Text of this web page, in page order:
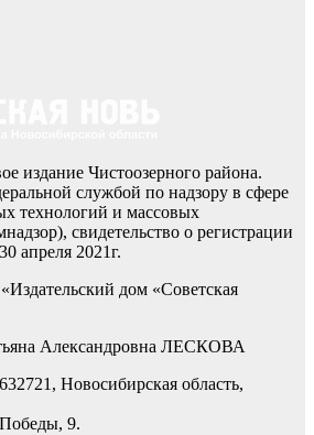
издание Чистоозерного района.
службой по надзору в сфере
технологий и массовых
свидетельство о регистрации
апреля 2021г.
дом «Советская
Александровна ЛЕСКОВА
Новосибирская область,
9.